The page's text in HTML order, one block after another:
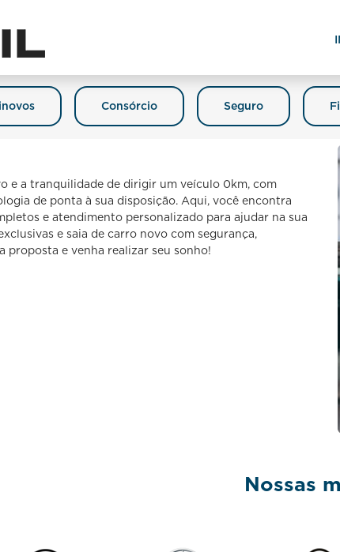
Consórcio Seguro
e a tranquilidade de dirigir um veículo 0km, com
de ponta à sua disposição. Aqui, você encontra
e atendimento personalizado para ajudar na sua
e saia de carro novo com segurança,
proposta e venha realizar seu sonho!
Nossas